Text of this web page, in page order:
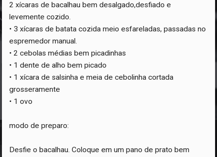
2 xícaras de bacalhau bem desalgado,desfiado e
levemente cozido.
• 3 xícaras de batata cozida meio esfareladas, passadas no
espremedor manual.
• 2 cebolas médias bem picadinhas
• 1 dente de alho bem picado
• 1 xícara de salsinha e meia de cebolinha cortada
grosseramente
• 1 ovo
modo de preparo:
Desfie o bacalhau. Coloque em um pano de prato bem